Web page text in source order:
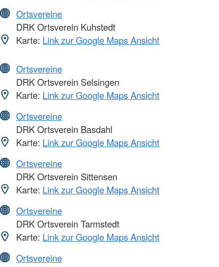
Ortsvereine
DRK Ortsverein Kuhstedt
Karte: Link zur Google Maps Ansicht
Ortsvereine
DRK Ortsverein Selsingen
Karte: Link zur Google Maps Ansicht
Ortsvereine
DRK Ortsverein Basdahl
Karte: Link zur Google Maps Ansicht
Ortsvereine
DRK Ortsverein Sittensen
Karte: Link zur Google Maps Ansicht
Ortsvereine
DRK Ortsverein Tarmstedt
Karte: Link zur Google Maps Ansicht
Ortsvereine